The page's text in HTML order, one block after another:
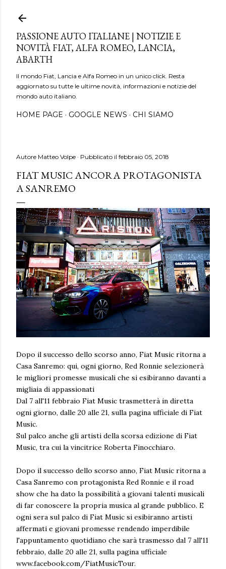
PASSIONE AUTO ITALIANE | NOTIZIE E
NOVITÀ FIAT, ALFA ROMEO, LANCIA,
ABARTH
Il mondo Fiat, Lancia e Alfa Romeo in un unico click. Resta
aggiornato su tutte le ultime novità, informazioni e notizie del
mondo auto italiano.
HOME PAGE GOOGLE NEWS CHI SIAMO
Autore Matteo Volpe Pubblicato il febbraio 05, 2018
FIAT MUSIC ANCORA PROTAGONISTA
A SANREMO
Dopo il successo dello scorso anno, Fiat Music ritorna a
Casa Sanremo: qui, ogni giorno, Red Ronnie selezionerà
le migliori promesse musicali che si esibiranno davanti a
migliaia di appassionati
Dal 7 all'11 febbraio Fiat Music trasmetterà in diretta
ogni giorno, dalle 20 alle 21, sulla pagina ufficiale di Fiat
Music.
Sul palco anche gli artisti della scorsa edizione di Fiat
Music, tra cui la vincitrice Roberta Finocchiaro.
Dopo il successo dello scorso anno, Fiat Music ritorna a
Casa Sanremo con protagonista Red Ronnie e il road
show che ha dato la possibilità a giovani talenti musicali
di far conoscere la propria musica al grande pubblico. E
ogni sera sul palco di Fiat Music si esibiranno artisti
affermati e giovani promesse rendendo imperdibile
l'appuntamento quotidiano che sarà trasmesso dal 7 all'11
febbraio, dalle 20 alle 21, sulla pagina ufficiale
www.facebook.com/FiatMusicTour.